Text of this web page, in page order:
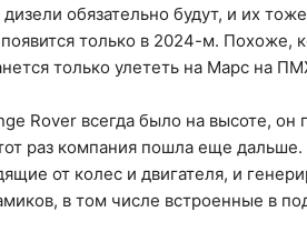
обязательно будут, и их
только в 2024-м. Похоже,
только улететь на Марс на
Rover всегда было на высоте, он
раз компания пошла еще
от колес и двигателя, и
в том числе встроенные в